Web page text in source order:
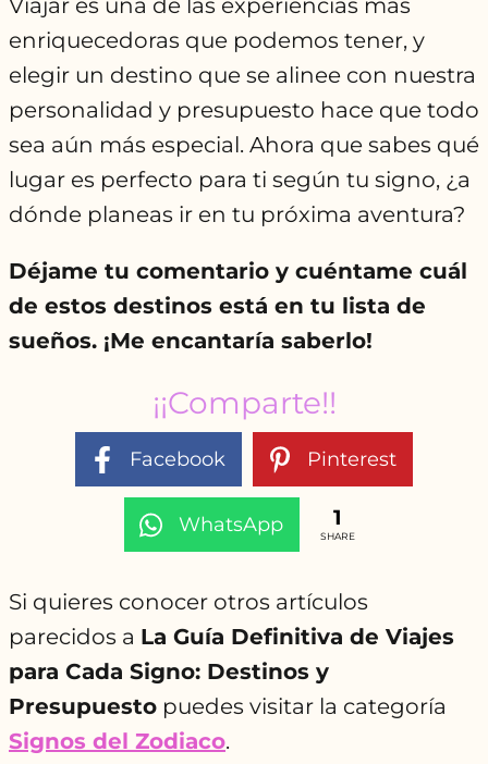
Viajar es una de las experiencias más
enriquecedoras que podemos tener, y
elegir un destino que se alinee con nuestra
personalidad y presupuesto hace que todo
sea aún más especial. Ahora que sabes qué
lugar es perfecto para ti según tu signo, ¿a
dónde planeas ir en tu próxima aventura?
Déjame tu comentario y cuéntame cuál
de estos destinos está en tu lista de
sueños. ¡Me encantaría saberlo!
¡¡Comparte!!
Facebook Pinterest
WhatsApp 1
SHARE
Si quieres conocer otros artículos
parecidos a La Guía Definitiva de Viajes
para Cada Signo: Destinos y
Presupuesto puedes visitar la categoría
Signos del Zodiaco.